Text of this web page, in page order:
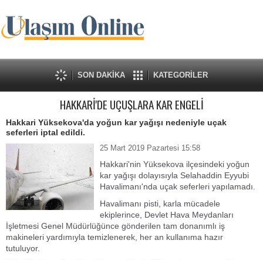
SON DAKİKA KATEGORİLER
HAKKARİ'DE UÇUŞLARA KAR ENGELİ
Hakkari Yüksekova'da yoğun kar yağışı nedeniyle uçak
seferleri iptal edildi.
25 Mart 2019 Pazartesi 15:58
Hakkari'nin Yüksekova ilçesindeki yoğun
kar yağışı dolayısıyla Selahaddin Eyyubi
Havalimanı'nda uçak seferleri yapılamadı.
Havalimanı pisti, karla mücadele
ekiplerince, Devlet Hava Meydanları
İşletmesi Genel Müdürlüğünce gönderilen tam donanımlı iş
makineleri yardımıyla temizlenerek, her an kullanıma hazır
tutuluyor.